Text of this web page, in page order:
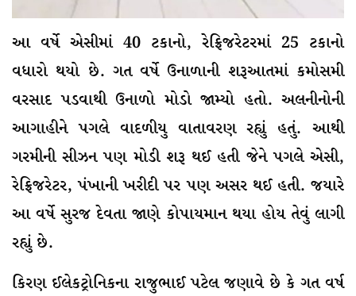
આ વર્ષે એસીમાં 40 ટકાનો, રેફ્રિજરેટરમાં 25 ટકાનો
વધારો થયો છે. ગત વર્ષે ઉનાળાની શરૂઆતમાં કમોસમી
વરસાદ પડવાથી ઉનાળો મોડો જામ્યો હતો. અલનીનોની
આગાહીને પગલે વાદળીયુ વાતાવરણ રહ્યું હતું. આથી
ગરમીની સીઝન પણ મોડી શરૂ થઈ હતી જેને પગલે એસી,
રેફ્રિજરેટર, પંખાની ખરીદી પર પણ અસર થઈ હતી. જયારે
આ વર્ષે સુરજ દેવતા જાણે કોપાયમાન થયા હોય તેવું લાગી
રહ્યું છે.
કિરણ ઈલેકટ્રોનિકના રાજુભાઈ પટેલ જણાવે છે કે ગત વર્ષ